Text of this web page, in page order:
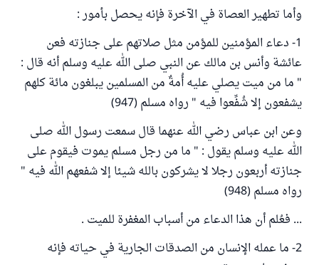
وأما تطهير العصاة في الآخرة فإنه يحصل بأمور :
1- دعاء المؤمنين للمؤمن مثل صلاتهم على جنازته فعن
عائشة وأنس بن مالك عن النبي صلى الله عليه وسلم أنه قال :
" ما من ميت يصلي عليه أُمةٌ من المسلمين يبلغون مائة كلهم
يشفعون إلا شُفِّعوا فيه " رواه مسلم (947)
وعن ابن عباس رضي الله عنهما قال سمعت رسول الله صلى
الله عليه وسلم يقول : " ما من رجل مسلم يموت فيقوم على
جنازته أربعون رجلا لا يشركون بالله شيئا إلا شفعهم الله فيه "
رواه مسلم (948)
... فعُلم أن هذا الدعاء من أسباب المغفرة للميت .
2- ما عمله الإنسان من الصدقات الجارية في حياته فإنه